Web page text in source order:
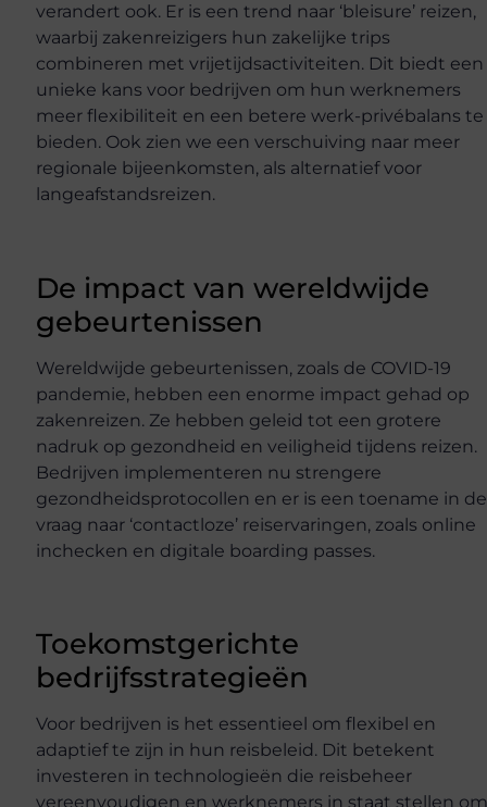
verandert ook. Er is een trend naar ‘bleisure’ reizen,
waarbij zakenreizigers hun zakelijke trips
combineren met vrijetijdsactiviteiten. Dit biedt een
unieke kans voor bedrijven om hun werknemers
meer flexibiliteit en een betere werk-privébalans te
bieden. Ook zien we een verschuiving naar meer
regionale bijeenkomsten, als alternatief voor
langeafstandsreizen.
De impact van wereldwijde
gebeurtenissen
Wereldwijde gebeurtenissen, zoals de COVID-19
pandemie, hebben een enorme impact gehad op
zakenreizen. Ze hebben geleid tot een grotere
nadruk op gezondheid en veiligheid tijdens reizen.
Bedrijven implementeren nu strengere
gezondheidsprotocollen en er is een toename in de
vraag naar ‘contactloze’ reiservaringen, zoals online
inchecken en digitale boarding passes.
Toekomstgerichte
bedrijfsstrategieën
Voor bedrijven is het essentieel om flexibel en
adaptief te zijn in hun reisbeleid. Dit betekent
investeren in technologieën die reisbeheer
vereenvoudigen en werknemers in staat stellen